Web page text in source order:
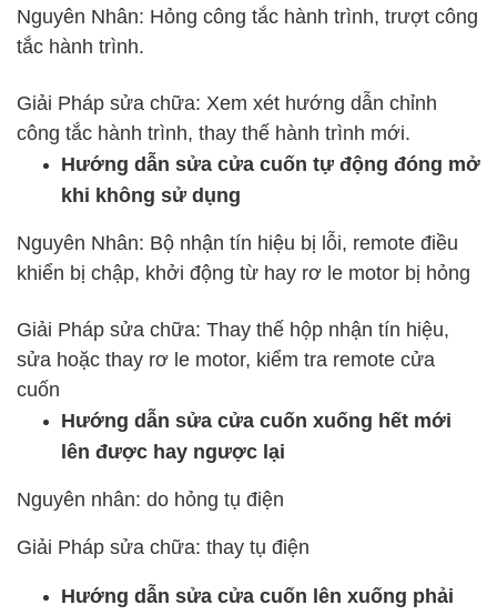
Nguyên Nhân: Hỏng công tắc hành trình, trượt công
tắc hành trình.
Giải Pháp sửa chữa: Xem xét hướng dẫn chỉnh
công tắc hành trình, thay thế hành trình mới.
Hướng dẫn sửa cửa cuốn tự động đóng mở
khi không sử dụng
Nguyên Nhân: Bộ nhận tín hiệu bị lỗi, remote điều
khiển bị chập, khởi động từ hay rơ le motor bị hỏng
Giải Pháp sửa chữa: Thay thế hộp nhận tín hiệu,
sửa hoặc thay rơ le motor, kiểm tra remote cửa
cuốn
Hướng dẫn sửa cửa cuốn xuống hết mới
lên được hay ngược lại
Nguyên nhân: do hỏng tụ điện
Giải Pháp sửa chữa: thay tụ điện
Hướng dẫn sửa cửa cuốn lên xuống phải